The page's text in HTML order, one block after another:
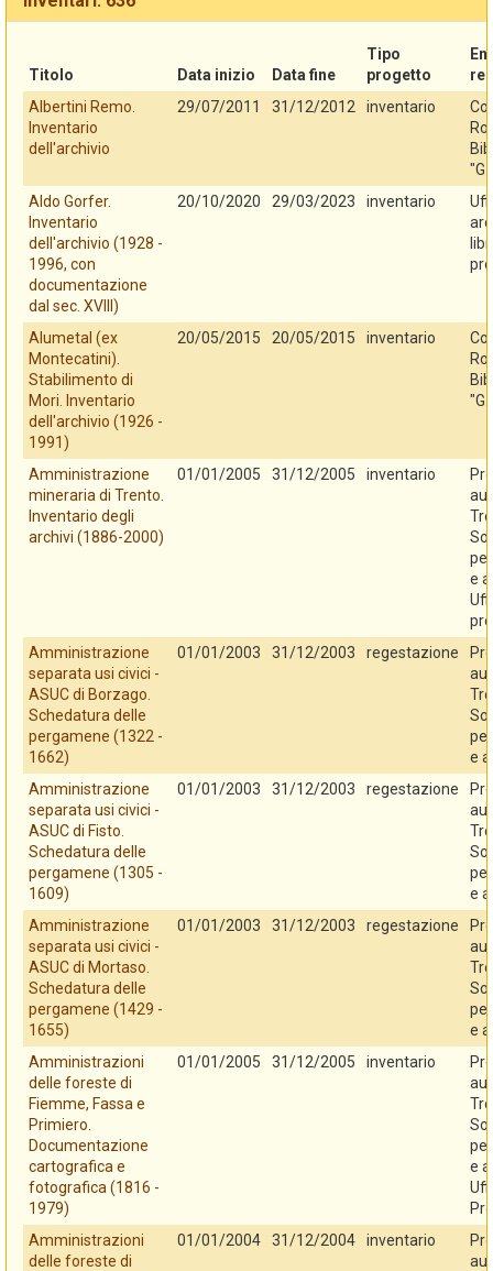
Titolo Data inizio Data fine
Tipo
progetto
Albertini Remo.
Inventario
dell'archivio
29/07/2011 31/12/2012 inventario
Aldo Gorfer.
Inventario
dell'archivio (1928 -
1996, con
documentazione
dal sec. XVIII)
20/10/2020 29/03/2023 inventario
Alumetal (ex
Montecatini).
Stabilimento di
Mori. Inventario
dell'archivio (1926 -
1991)
20/05/2015 20/05/2015 inventario
Amministrazione
mineraria di Trento.
Inventario degli
archivi (1886-2000)
01/01/2005 31/12/2005 inventario
e
Amministrazione
separata usi civici -
ASUC di Borzago.
Schedatura delle
pergamene (1322 -
1662)
01/01/2003 31/12/2003 regestazione
e
Amministrazione
separata usi civici -
ASUC di Fisto.
Schedatura delle
pergamene (1305 -
1609)
01/01/2003 31/12/2003 regestazione
e
Amministrazione
separata usi civici -
ASUC di Mortaso.
Schedatura delle
pergamene (1429 -
1655)
01/01/2003 31/12/2003 regestazione
e
Amministrazioni
delle foreste di
Fiemme, Fassa e
Primiero.
Documentazione
cartografica e
fotografica (1816 -
1979)
01/01/2005 31/12/2005 inventario
e
Amministrazioni
delle foreste di
01/01/2004 31/12/2004 inventario